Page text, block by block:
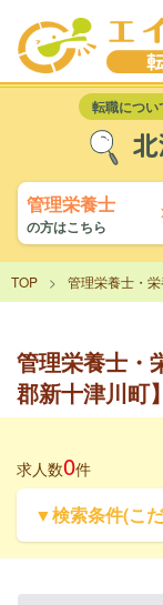
転職につい
管理栄養士
の方はこちら
TOP 管理栄養士・
管理栄養士・
郡新十津川町】
求人数0件
▼検索条件(こ